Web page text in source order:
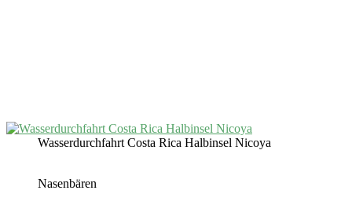
Wasserdurchfahrt Costa Rica Halbinsel Nicoya
Nasenbären